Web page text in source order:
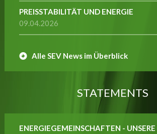
PREISSTABILITÄT UND ENERGIE
09.04.2026
Alle SEV News im Überblick
STATEMENTS
ENERGIEGEMEINSCHAFTEN -